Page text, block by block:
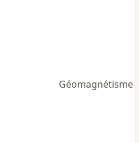
Géomagnétisme